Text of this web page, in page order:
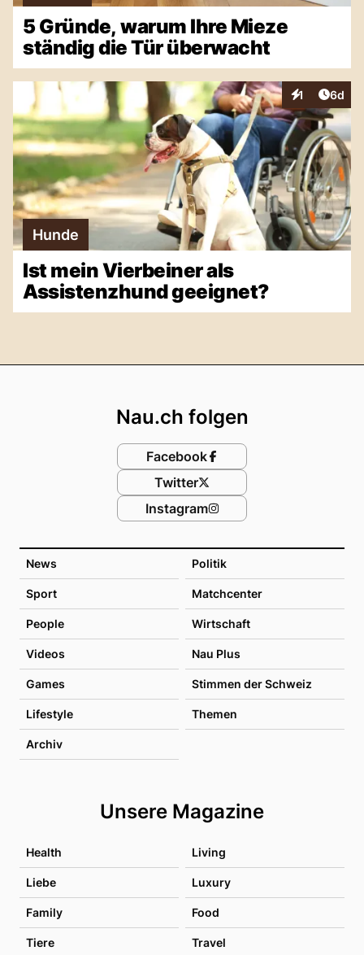
5 Gründe, warum Ihre Mieze
ständig die Tür überwacht
1
Interaktionen
6d
Hunde
Ist mein Vierbeiner als
Assistenzhund geeignet?
News Politik
Sport Matchcenter
People Wirtschaft
Videos Nau Plus
Games Stimmen der Schweiz
Lifestyle Themen
Archiv
Unsere Magazine
Health Living
Liebe Luxury
Family Food
Tiere Travel
Nau.ch folgen
Facebook
Twitter
Instagram